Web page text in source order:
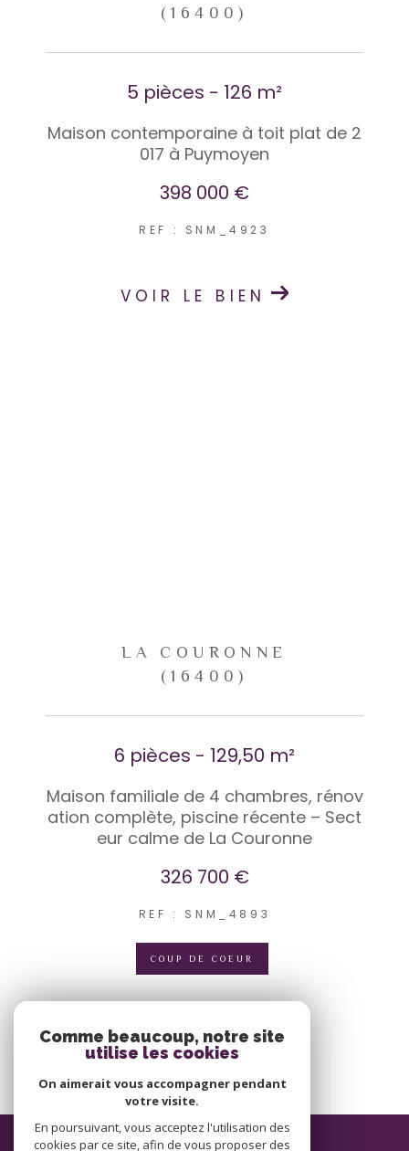
(16400)
5 pièces - 126 m²
Maison contemporaine à toit plat de 2
017 à Puymoyen
398 000 €
REF : SNM_4923
VOIR LE BIEN
LA COURONNE
(16400)
6 pièces - 129,50 m²
Maison familiale de 4 chambres, rénov
ation complète, piscine récente – Sect
eur calme de La Couronne
326 700 €
REF : SNM_4893
COUP DE COEUR
ADHÉRENTS
Comme beaucoup, notre site
utilise les cookies
On aimerait vous accompagner pendant
votre visite.
En poursuivant, vous acceptez l'utilisation des
cookies par ce site, afin de vous proposer des